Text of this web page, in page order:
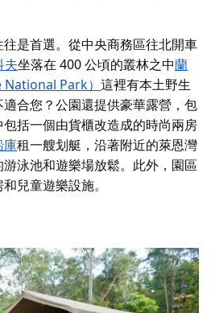
是首選。從中央商務區往北開車
夫坐落在 400 公頃的叢林之中蘭
Park） 這裡有本土野生
合您？公園還提供豪華露營，包
括一個由貨櫃改造成的時尚兩房
庫租一艘划艇 ，沿著附近的萊恩灣
泳池和遊樂場放鬆。此外，園區
兒童遊樂設施。